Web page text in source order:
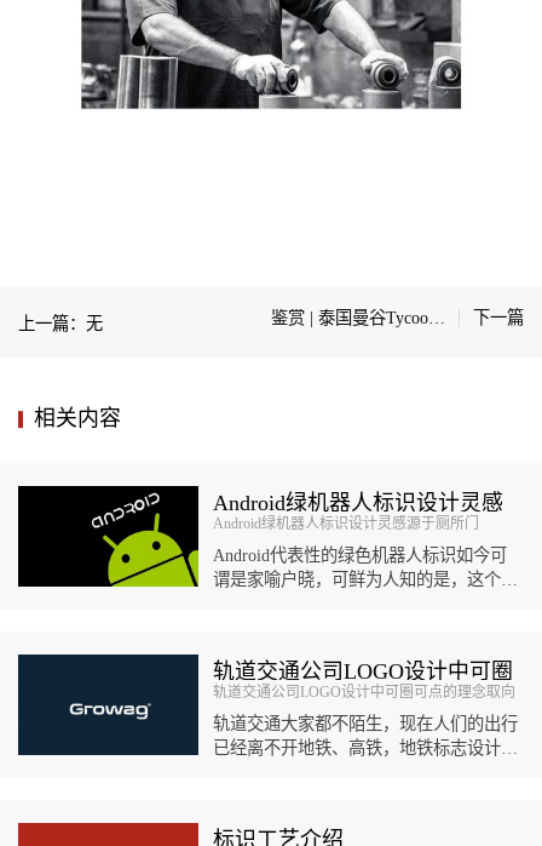
上一篇：无 鉴赏 | 泰国曼谷Tycoon Officia社区标识导视设计 下一篇
相关内容
Android绿机器人标识设计灵感
源于厕所门
Android绿机器人标识设计灵感源于厕所门
Android代表性的绿色机器人标识如今可
谓是家喻户晓，可鲜为人知的是，这个机
轨道交通公司LOGO设计中可圈
可点的理念取向
轨道交通公司LOGO设计中可圈可点的理念取向
轨道交通大家都不陌生，现在人们的出行
已经离不开地铁、高铁，地铁标志设计可
标识工艺介绍